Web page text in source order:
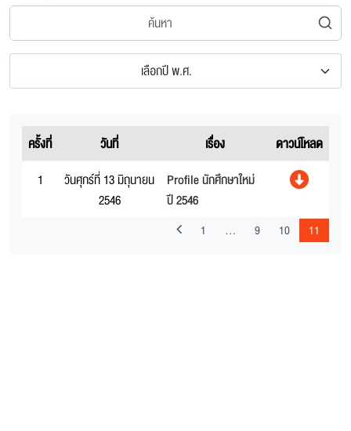
เลือกปี พ.ศ.
ครั้งที่ วันที่ เรื่อง
ดาวน์โหลด
1
วันศุกร์ที่ 13 มิถุนายน
2546
Profile นักศึกษาใหม่
ปี 2546
1 … 9 10 11